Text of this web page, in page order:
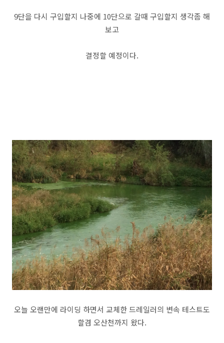
9단을 다시 구입할지 나중에 10단으로 갈때 구입할지 생각좀 해
보고
결정할 예정이다.
오늘 오랜만에 라이딩 하면서 교체한 드레일러의 변속 테스트도
할겸 오산천까지 왔다.